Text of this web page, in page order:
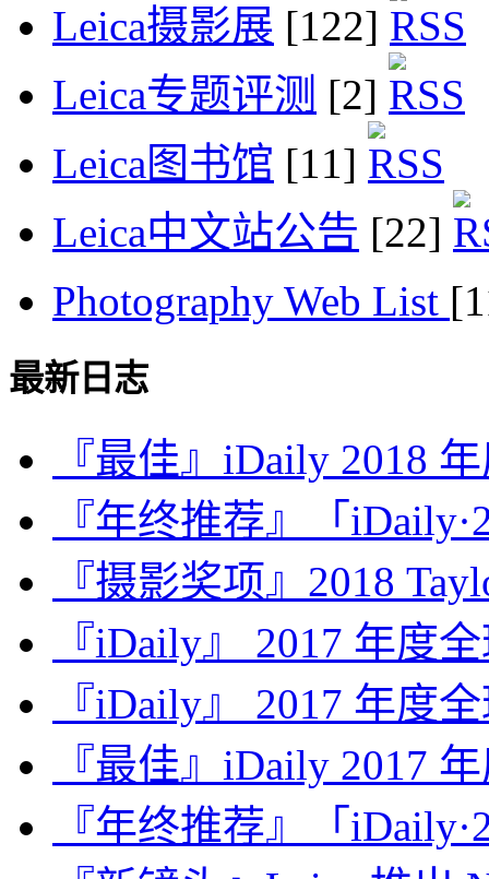
Leica摄影展 [122]
Leica专题评测 [2]
Leica图书馆 [11]
Leica中文站公告 [22]
Photography Web List
最新日志
『最佳』iDaily 2018
『年终推荐』「
『摄影奖项』2018
『iDaily』 2017 年度
『iDaily』 2017 年度
『最佳』iDaily 2017
『年终推荐』「